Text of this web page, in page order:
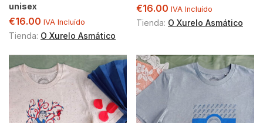
unisex
€16.00 IVA Incluído
Tienda: O Xurelo Asmático
€16.00 IVA Incluído
Tienda: O Xurelo Asmático